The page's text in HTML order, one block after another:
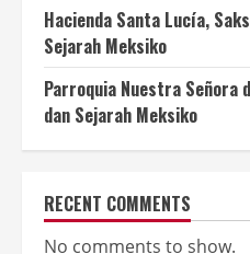
Hacienda Santa Lucía,
Sejarah Meksiko
Parroquia Nuestra Señora
dan Sejarah Meksiko
RECENT COMMENTS
No comments to show.